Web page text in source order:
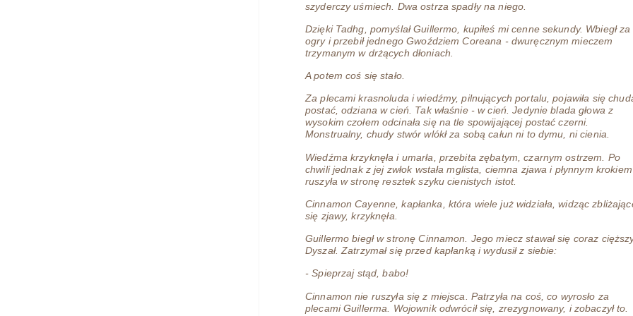
szyderczy uśmiech. Dwa ostrza spadły na niego.
Dzięki Tadhg, pomyślał Guillermo, kupiłeś mi cenne sekundy. Wbiegł za
ogry i przebił jednego Gwoździem Coreana - dwuręcznym mieczem
trzymanym w drżących dłoniach.
A potem coś się stało.
Za plecami krasnoluda i wiedźmy, pilnujących portalu, pojawiła się
postać, odziana w cień. Tak właśnie - w cień. Jedynie blada głowa z
wysokim czołem odcinała się na tle spowijającej postać czerni.
Monstrualny, chudy stwór wlókł za sobą całun ni to dymu, ni cienia.
Wiedźma krzyknęła i umarła, przebita zębatym, czarnym ostrzem. Po
chwili jednak z jej zwłok wstała mglista, ciemna zjawa i płynnym krokiem
ruszyła w stronę resztek szyku cienistych istot.
Cinnamon Cayenne, kapłanka, która wiele już widziała, widząc
się zjawy, krzyknęła.
Guillermo biegł w stronę Cinnamon. Jego miecz stawał się coraz
Dyszał. Zatrzymał się przed kapłanką i wydusił z siebie:
- Spieprzaj stąd, babo!
Cinnamon nie ruszyła się z miejsca. Patrzyła na coś, co wyrosło za
plecami Guillerma. Wojownik odwrócił się, zrezygnowany, i zobaczył to.